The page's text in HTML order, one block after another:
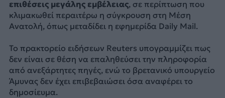
επιθέσεις μεγάλης εμβέλειας, σε περίπτωση που
κλιμακωθεί περαιτέρω η σύγκρουση στη Μέση
Ανατολή, όπως μεταδίδει η εφημερίδα Daily Mail.
Το πρακτορείο ειδήσεων Reuters υπογραμμίζει πως
δεν είναι σε θέση να επαληθεύσει την πληροφορία
από ανεξάρτητες πηγές, ενώ το βρετανικό υπουργείο
Άμυνας δεν έχει επιβεβαιώσει όσα αναφέρει το
δημοσίευμα.